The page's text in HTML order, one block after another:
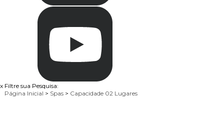
x Filtre sua Pesquisa:
Página Inicial > Spas > Capacidade 02 Lugares